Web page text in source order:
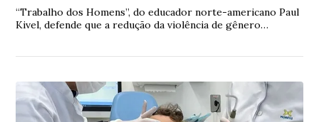
“Trabalho dos Homens”, do educador norte-americano Paul
Kivel, defende que a redução da violência de gênero